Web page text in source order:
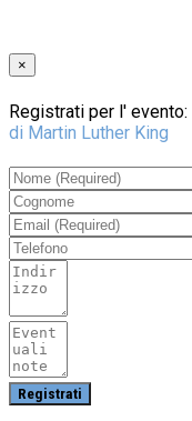
×
Registrati per l' evento:
di Martin Luther King